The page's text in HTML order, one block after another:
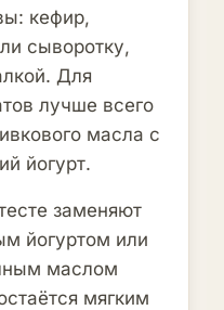
кефир,
сыворотку,
Для
лучше всего
масла с
йогурт.
заменяют
йогуртом или
маслом
мягким